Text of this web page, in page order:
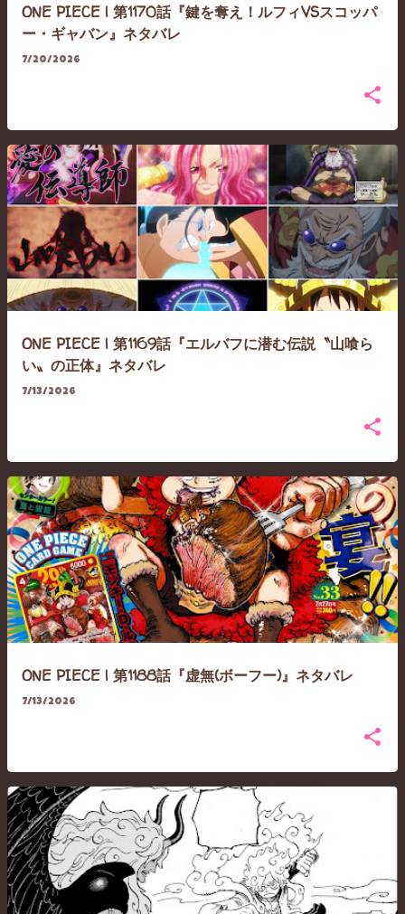
ONE PIECE | 第1170話『鍵を奪え！ルフィVSスコッパ
ー・ギャバン』ネタバレ
7/20/2026
ONE PIECE | 第1169話『エルバフに潜む伝説〝山喰ら
い〟の正体』ネタバレ
7/13/2026
ONE PIECE | 第1188話『虚無(ボーフー)』ネタバレ
7/13/2026